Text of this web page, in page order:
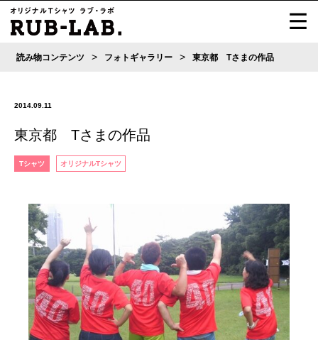
読み物コンテンツ > フォトギャラリー > 東京都 Tさまの作品
2014.09.11
東京都 Tさまの作品
Tシャツ オリジナルTシャツ